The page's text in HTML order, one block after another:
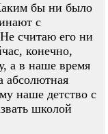
бы ни было
с
считаю его ни
конечно,
а в наше время
абсолютная
наше детство с
школой